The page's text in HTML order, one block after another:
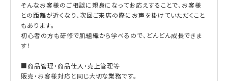
そんなお客様のご相談に親身になってお応えすることで、お客様
との距離が近くなり、次回ご来店の際にお声を掛けていただくこと
もあります。
初心者の方も研修で肌組織から学べるので、どんどん成長できま
す！
■商品管理・商品仕入・売上管理等
販売・お客様対応と同じ大切な業務です。